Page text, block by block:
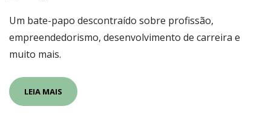
Um bate-papo descontraído sobre profissão,
empreendedorismo, desenvolvimento de carreira e
muito mais.
LEIA MAIS